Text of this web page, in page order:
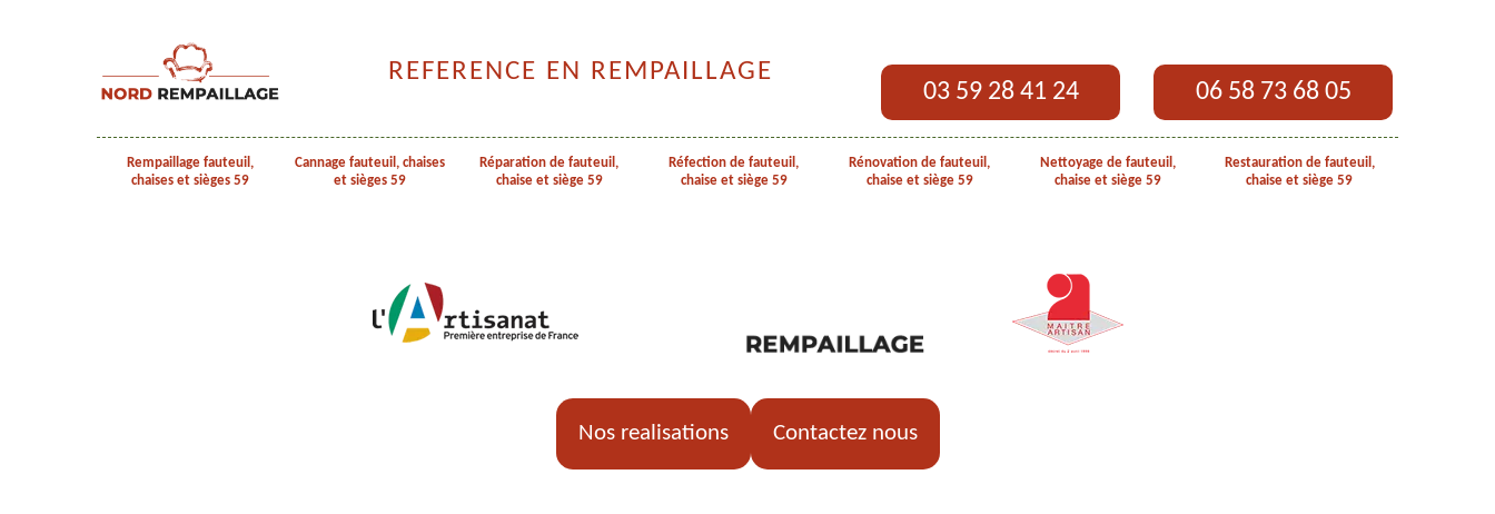
REFERENCE EN REMPAILLAGE
03 59 28 41 24 06 58 73 68 05
Rempaillage fauteuil,
chaises et sièges 59
Cannage fauteuil, chaises
et sièges 59
Réparation de fauteuil,
chaise et siège 59
Réfection de fauteuil,
chaise et siège 59
Rénovation de fauteuil,
chaise et siège 59
Nettoyage de fauteuil,
chaise et siège 59
Restauration de fauteuil,
chaise et siège 59
Nos realisations Contactez nous